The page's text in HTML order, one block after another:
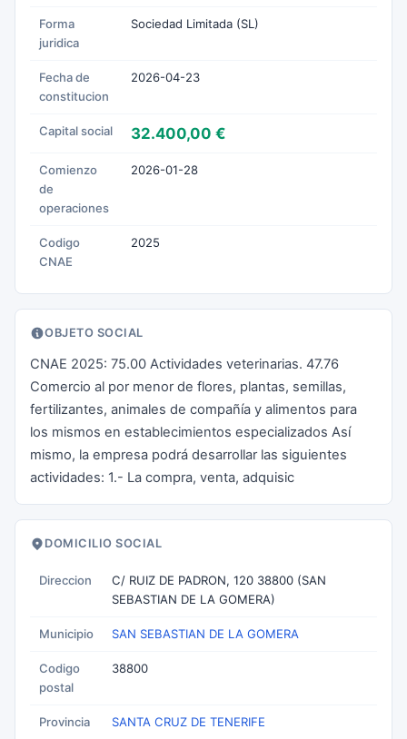
Forma
juridica
Sociedad Limitada (SL)
Fecha de
constitucion
2026-04-23
Capital social 32.400,00 €
Comienzo
de
operaciones
2026-01-28
Codigo
CNAE
2025
OBJETO SOCIAL
CNAE 2025: 75.00 Actividades veterinarias. 47.76
Comercio al por menor de flores, plantas, semillas,
fertilizantes, animales de compañía y alimentos para
los mismos en establecimientos especializados Así
mismo, la empresa podrá desarrollar las siguientes
actividades: 1.- La compra, venta, adquisic
DOMICILIO SOCIAL
Direccion
C/ RUIZ DE PADRON, 120 38800 (SAN
SEBASTIAN DE LA GOMERA)
Municipio SAN SEBASTIAN DE LA GOMERA
Codigo
postal
38800
Provincia SANTA CRUZ DE TENERIFE